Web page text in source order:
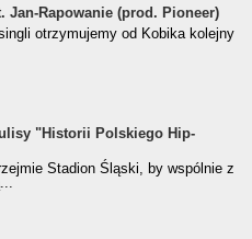
(prod. Pioneer)
Jan-Rapowanie (prod. Pioneer)
otrzymujemy od Kobika kolejny
Polskiego Hip-
"Historii Polskiego Hip-
Stadion Śląski, by wspólnie z